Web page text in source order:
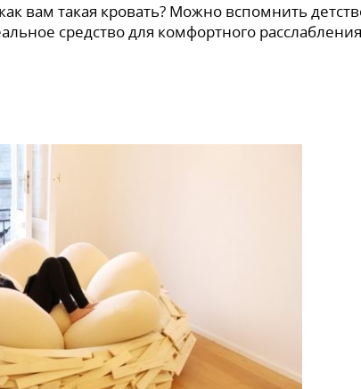
вам такая кровать? Можно вспомнить
средство для комфортного